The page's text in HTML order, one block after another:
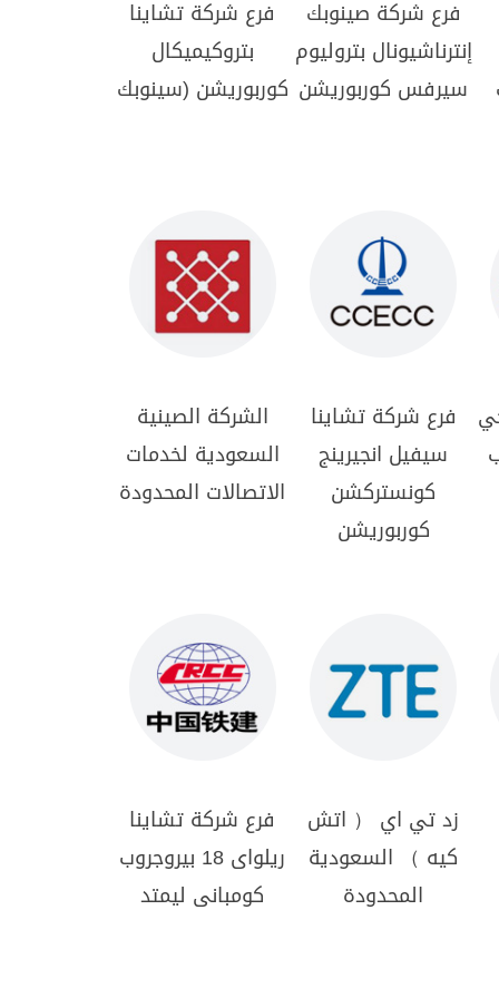
فرع شركة تشاينا
بتروكيميكال
كوربوريشن (سينوبك
فرع شركة صينوبك
إنترناشيونال بتروليوم
سيرفس كوربوريشن
الشركة الصينية
السعودية لخدمات
الاتصالات المحدودة
فرع شركة تشاينا
سيفيل انجيرينج
كونستركشن
كوربوريشن
فرع شركة تشاينا
ريلواى 18 بيروجروب
كومبانى ليمتد
زد تي اي （ اتش
كيه ） السعودية
المحدودة